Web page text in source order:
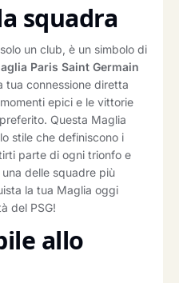
squadra
un club, è un simbolo di
Paris Saint Germain
tua connessione diretta
epici e le vittorie
Questa Maglia
stile che definiscono i
parte di ogni trionfo e
delle squadre più
la tua Maglia oggi
del PSG!
allo